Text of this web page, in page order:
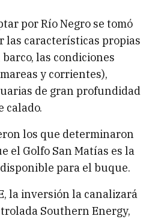
por Río Negro se tomó
las características propias
las condiciones
y corrientes),
de gran profundidad
calado.
los que determinaron
el Golfo San Matías es la
para el buque.
la inversión la canalizará
Southern Energy,